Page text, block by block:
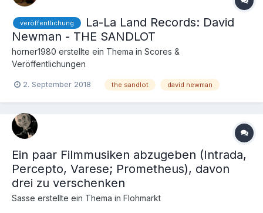
veröffentlichung
La-La Land Records: David
Newman - THE SANDLOT
horner1980 erstellte ein Thema in Scores &
Veröffentlichungen
2. September 2018 the sandlot david newman
Ein paar Filmmusiken abzugeben (Intrada,
Percepto, Varese; Prometheus), davon
drei zu verschenken
Sasse erstellte ein Thema in Flohmarkt